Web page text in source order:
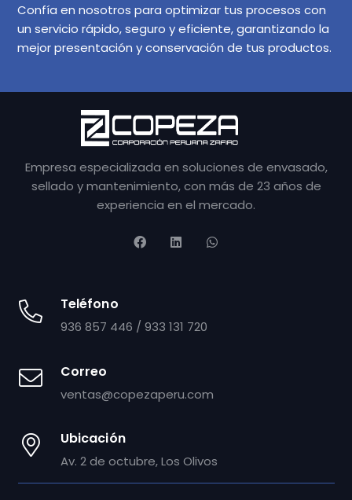
Confía en nosotros para optimizar tus procesos con
un servicio rápido, seguro y eficiente, garantizando la
mejor presentación y conservación de tus productos.
Empresa especializada en soluciones de envasado,
sellado y mantenimiento, con más de 23 años de
experiencia en el mercado.
Teléfono
936 857 446 / 933 131 720
Correo
ventas@copezaperu.com
Ubicación
Av. 2 de octubre, Los Olivos